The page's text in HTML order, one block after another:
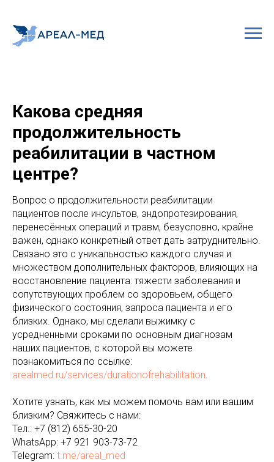
Какова средняя
продолжительность
реабилитации в частном
центре?
Вопрос о продолжительности реабилитации
пациентов после инсультов, эндопротезирования,
перенесённых операций и травм, безусловно, крайне
важен, однако конкретный ответ дать затруднительно.
Связано это с уникальностью каждого случая и
множеством дополнительных факторов, влияющих на
восстановление пациента: тяжести заболевания и
сопутствующих проблем со здоровьем, общего
физического состояния, запроса пациента и его
близких. Однако, мы сделали выжимку с
усредненными сроками по основным диагнозам
наших пациентов, с которой вы можете
познакомиться по ссылке:
arealmed.ru/services/durationofrehabilitation.
Хотите узнать, как мы можем помочь вам или вашим
близким? Свяжитесь с нами:
Тел.: +7 (812) 655-30-20
WhatsApp: +7 921 903-73-72
Telegram: t.me/areal_med